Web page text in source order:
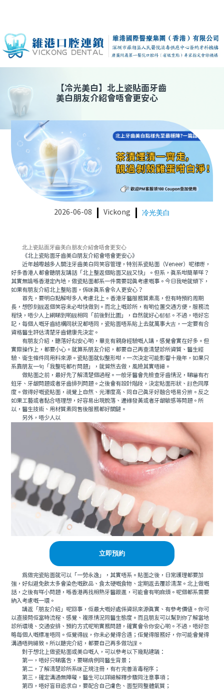
【冷光美白】 北上瓷貼面牙齒
美白朋友介紹會唔會更安心
2026-06-08 Vickong 冷光美白
北上瓷貼面牙齒美白朋友介紹會唔會更安心
《北上瓷貼面牙齒美白朋友介紹會唔會更安心》
近年越嚟越多人關注牙齒美白同笑容管理，特別系瓷貼面（Veneer）呢樣嘢，
好多香港人都會聽朋友講話「北上整返個貼面又靓又快」。但系，真系咁簡單咩？
其實無論喺香港定內地，做瓷貼面都系一件需要認真考慮嘅事。今日我哋就傾下，
如果有朋友介紹北上整貼面，係咪真系會令人更安心？
首先，要明白點解咁多人考慮北上。香港牙醫服務質素高，但有時預約周期
長，想即刻靓返個笑容未必咁快做到。而北上嘅診所，有啲位置交通方便，服務流
程快，唔少人上網睇到啲靓相同「前後對比圖」，自然就好心郁郁。不過，唔好忘
記，每個人嘅牙齒結構同狀況都唔同，瓷貼面唔系貼上去就萬事大吉，一定要有合
資格醫生評估清楚牙齒健康先決定。
有朋友介紹，聽落好似安心啲，畢竟有親身經驗嘅人講，感覺會實在好多。但
實際操作上，都要小心。就算系朋友介紹，都要自己再查清楚診所資質、醫生經
驗、衛生條件同用料來源。瓷貼面就似整形咁，一次決定可能影響十幾年，如果只
系靠朋友一句「我整咗都冇問題」，就貿然去做，風險其實唔細。
做貼面之前，最好先了解清楚個過程。一般牙醫會先檢查牙齒情況，睇嚇有冇
蛀牙、牙龈問題或者牙齒排列問題。之後會有設計階段，決定貼面形狀、顔色同厚
度。做得好嘅瓷貼面，視覺上自然、光澤度高、同自己真牙好融合唔易分辨。反之
如果工藝或者黏合唔理想，好容易出現脫落、邊緣發黃或者牙龈敏感等問題。所
以，醫生技術、用材質素同售後服務都好關鍵。
另外，唔少人以
立即預約
爲做完瓷貼面就可以「一勞永逸」，其實唔系。貼面之後，日常護理都要加
強，好似避免飲太多會染色嘅飲品、食太硬嘅食物、定期返去覆診清潔。北上做嘅
話，之後有咩小問題，喺香港再找相熟牙醫跟進，可能會有啲麻煩。呢個都系需要
納入考慮嘅一環。
講返「朋友介紹」呢回事，佢最大嘅好處係資訊來源真實、有參考價值。你可
以直接問佢當時流程、感覺、複原情況同醫生態度。而且朋友可以幫到你了解當地
診所環境、交通安排、預約方式呢啲實務問題，確實會令你安心啲。不過，唔好忽
略每個人嘅標准唔同。佢覺得靓，你未必覺得合適；佢覺得服務好，你可能會覺得
溝通唔夠細致。所以聽完介紹，都要自己再多做功課。
對于想北上做瓷貼面或美白嘅人，可以參考以下幾點建議：
第一，唔好只睇廣告，要睇病例同醫生背景；
第二，了解清楚診所系咪正規注冊，有冇完善消毒程序；
第三，確定溝通無障礙，醫生可以詳細解釋步驟同注意事項；
第四，唔好盲目追求白，要配合自己膚色、面型同整體氣質；